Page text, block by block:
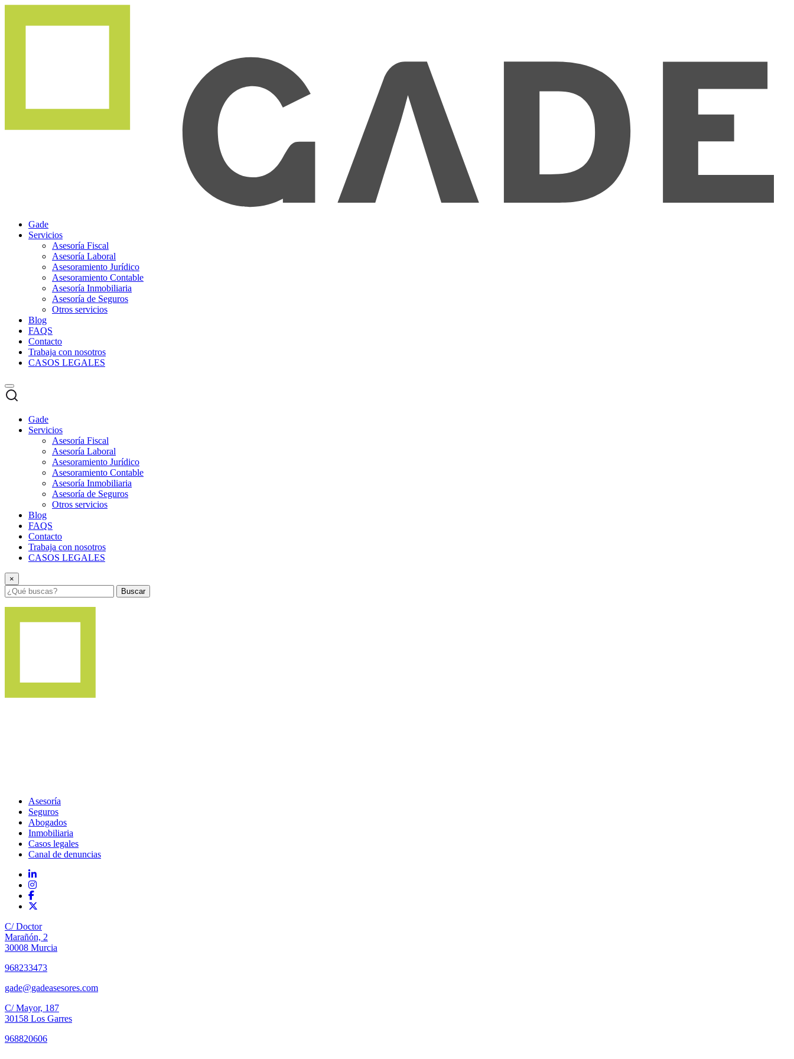
Gade
Servicios
Asesoría Fiscal
Asesoría Laboral
Asesoramiento Jurídico
Asesoramiento Contable
Asesoría Inmobiliaria
Asesoría de Seguros
Otros servicios
Blog
FAQS
Contacto
Trabaja con nosotros
CASOS LEGALES
Gade
Servicios
Asesoría Fiscal
Asesoría Laboral
Asesoramiento Jurídico
Asesoramiento Contable
Asesoría Inmobiliaria
Asesoría de Seguros
Otros servicios
Blog
FAQS
Contacto
Trabaja con nosotros
CASOS LEGALES
×
Buscar
Asesoría
Seguros
Abogados
Inmobiliaria
Casos legales
Canal de denuncias
C/ Doctor
Marañón, 2
30008 Murcia
968233473
gade@gadeasesores.com
C/ Mayor, 187
30158 Los Garres
968820606